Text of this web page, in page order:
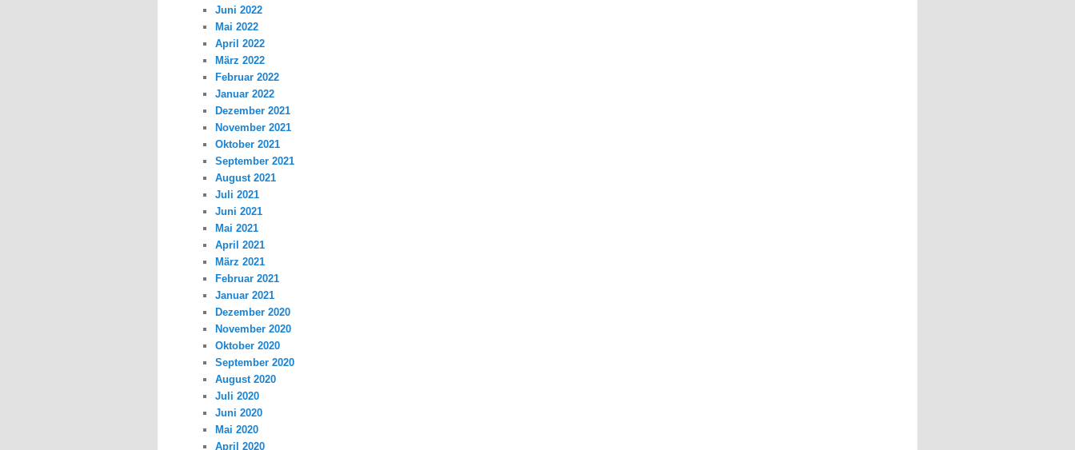
Juni 2022
Mai 2022
April 2022
März 2022
Februar 2022
Januar 2022
Dezember 2021
November 2021
Oktober 2021
September 2021
August 2021
Juli 2021
Juni 2021
Mai 2021
April 2021
März 2021
Februar 2021
Januar 2021
Dezember 2020
November 2020
Oktober 2020
September 2020
August 2020
Juli 2020
Juni 2020
Mai 2020
April 2020